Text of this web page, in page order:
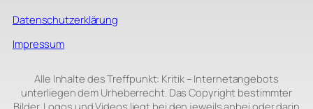
Datenschutzerklärung
Impressum
Alle Inhalte des Treffpunkt: Kritik – Internetangebots
unterliegen dem Urheberrecht. Das Copyright bestimmter
Bilder, Logos und Videos liegt bei den jeweils anbei oder darin